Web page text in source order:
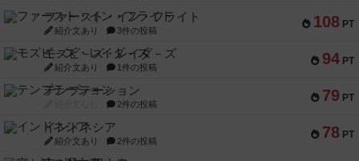
108 PT
ファースト・イン・フライト
紹介文あり 3件の投稿
94 PT
モズビ－ズ・レイダ－ズ
紹介文あり 1件の投稿
79 PT
テンプテーション
2件の投稿
78 PT
インドネシア
紹介文あり 2件の投稿